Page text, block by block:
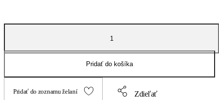
množstvo
3530
Pridať do košíka
Pridať do zoznamu želaní Zdieľať